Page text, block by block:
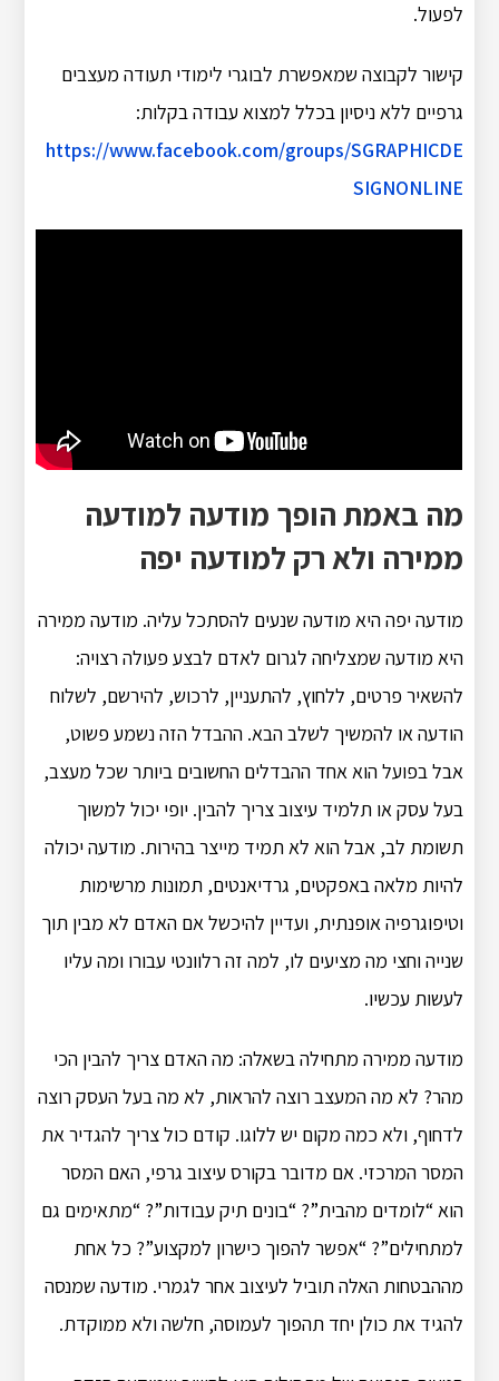
לפעול.
קישור לקבוצה שמאפשרת לבוגרי לימודי תעודה מעצבים
גרפיים ללא ניסיון בכלל למצוא עבודה בקלות:
https://www.facebook.com/groups/SGRAPHICDE
SIGNONLINE
מה באמת הופך מודעה למודעה
ממירה ולא רק למודעה יפה
מודעה יפה היא מודעה שנעים להסתכל עליה. מודעה ממירה
היא מודעה שמצליחה לגרום לאדם לבצע פעולה רצויה:
להשאיר פרטים, ללחוץ, להתעניין, לרכוש, להירשם, לשלוח
הודעה או להמשיך לשלב הבא. ההבדל הזה נשמע פשוט,
אבל בפועל הוא אחד ההבדלים החשובים ביותר שכל מעצב,
בעל עסק או תלמיד עיצוב צריך להבין. יופי יכול למשוך
תשומת לב, אבל הוא לא תמיד מייצר בהירות. מודעה יכולה
להיות מלאה באפקטים, גרדיאנטים, תמונות מרשימות
וטיפוגרפיה אופנתית, ועדיין להיכשל אם האדם לא מבין תוך
שנייה וחצי מה מציעים לו, למה זה רלוונטי עבורו ומה עליו
לעשות עכשיו.
מודעה ממירה מתחילה בשאלה: מה האדם צריך להבין הכי
מהר? לא מה המעצב רוצה להראות, לא מה בעל העסק רוצה
לדחוף, ולא כמה מקום יש ללוגו. קודם כול צריך להגדיר את
המסר המרכזי. אם מדובר בקורס עיצוב גרפי, האם המסר
הוא “לומדים מהבית”? “בונים תיק עבודות”? “מתאימים גם
למתחילים”? “אפשר להפוך כישרון למקצוע”? כל אחת
מההבטחות האלה תוביל לעיצוב אחר לגמרי. מודעה שמנסה
להגיד את כולן יחד תהפוך לעמוסה, חלשה ולא ממוקדת.